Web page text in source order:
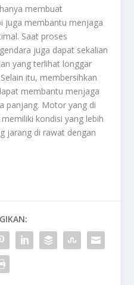
membuat
juga membantu menjaga
Saat proses
juga dapat sekalian
yang terlihat longgar
itu, membersihkan
membantu menjaga
panjang. Motor yang di
kondisi yang lebih
jarang di rawat dengan